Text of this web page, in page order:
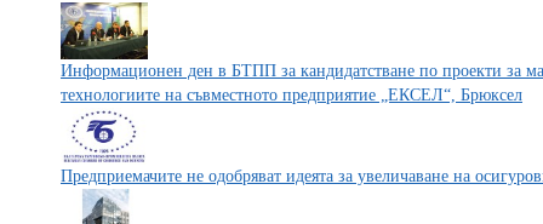
Информационен ден в БТПП за кандидатстване по проекти за
технологиите на съвместното предприятие „ЕКСЕЛ“, Брюксел
Предприемачите не одобряват идеята за увеличаване на